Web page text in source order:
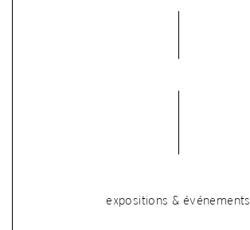
expositions & événements